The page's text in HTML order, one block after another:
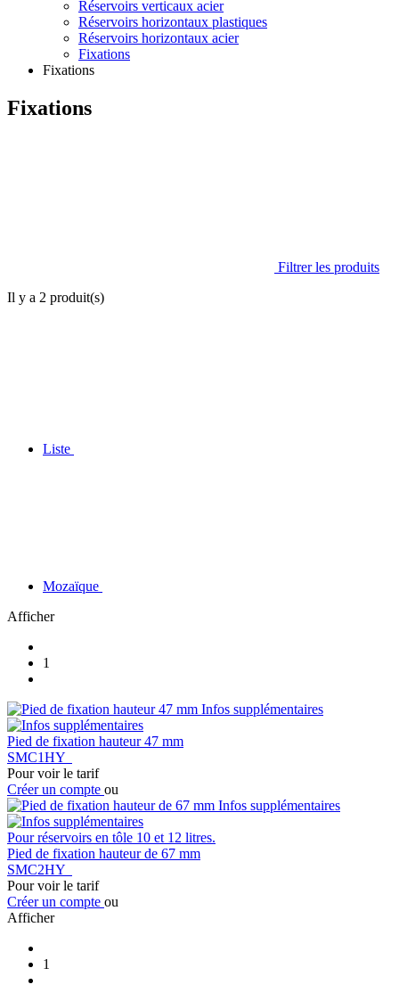
Réservoirs verticaux acier
Réservoirs horizontaux plastiques
Réservoirs horizontaux acier
Fixations
Fixations
Fixations
Filtrer les produits
Il y a 2 produit(s)
Liste
Mozaïque
Afficher
1
Infos supplémentaires
Pied de fixation hauteur 47 mm
SMC1HY
Pour voir le tarif
Créer un compte ou
Infos supplémentaires
Pour réservoirs en tôle 10 et 12 litres.
Pied de fixation hauteur de 67 mm
SMC2HY
Pour voir le tarif
Créer un compte ou
Afficher
1